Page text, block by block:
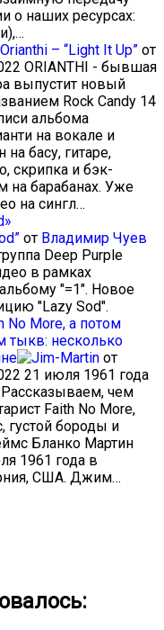
о наших ресурсах:
от
ORIANTHI - бывшая
выпустит новый
Rock Candy 14
альбома
на вокале и
басу, гитаре,
скрипка и бэк-
на барабанах. Уже
на сингл…
от Владимир Чуев
Deep Purple
в рамках
"=1". Новое
"Lazy Sod".
No More, а потом
тыкв: несколько
от
21 июля 1961 года
чем
Faith No More,
бороды и
Бланко Мартин
1961 года в
США. Джим…